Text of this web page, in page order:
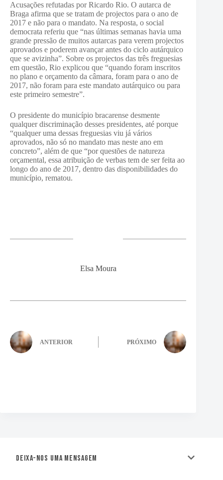
Acusações refutadas por Ricardo Rio. O autarca de
Braga afirma que se tratam de projectos para o ano de
2017 e não para o mandato. Na resposta, o social
democrata referiu que “nas últimas semanas havia uma
grande pressão de muitos autarcas para verem projectos
aprovados e poderem avançar antes do ciclo autárquico
que se avizinha”. Sobre os projectos das três freguesias
em questão, Rio explicou que “quando foram inscritos
no plano e orçamento da câmara, foram para o ano de
2017, não foram para este mandato autárquico ou para
este primeiro semestre”.
O presidente do município bracarense desmente
qualquer discriminação desses presidentes, até porque
“qualquer uma dessas freguesias viu já vários
aprovados, não só no mandato mas neste ano em
concreto”, além de que “por questões de natureza
orçamental, essa atribuição de verbas tem de ser feita ao
longo do ano de 2017, dentro das disponibilidades do
município, rematou.
Elsa Moura
ANTERIOR PRÓXIMO
Deixa-nos uma mensagem